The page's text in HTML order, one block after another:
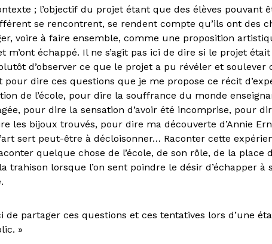
; l’objectif du projet étant que des élèves pouvant
se rencontrent, se rendent compte qu’ils ont des
voire à faire ensemble, comme une proposition
m’ont échappé. Il ne s’agit pas ici de dire si le projet
d’observer ce que le projet a pu révéler et soulever
pour dire ces questions que je me propose ce récit
de l’école, pour dire la souffrance du monde
pour dire la sensation d’avoir été incomprise, pour
les bijoux trouvés, pour dire ma découverte d’Annie
sert peut-être à décloisonner… Raconter cette
quelque chose de l’école, de son rôle, de la place
trahison lorsque l’on sent poindre le désir d’échapper à
de partager ces questions et ces tentatives lors d’une
»